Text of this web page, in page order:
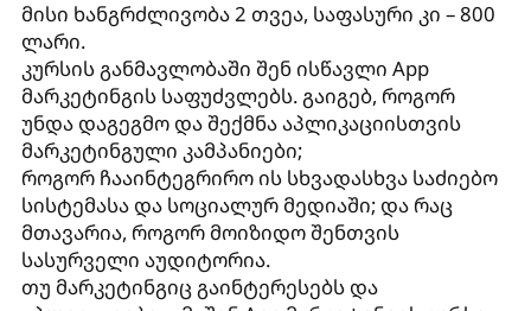
მისი ხანგრძლივობა 2 თვეა, საფასური კი – 800
ლარი.
კურსის განმავლობაში შენ ისწავლი App
მარკეტინგის საფუძვლებს. გაიგებ, როგორ
უნდა დაგეგმო და შექმნა აპლიკაციისთვის
მარკეტინგული კამპანიები;
როგორ ჩააინტეგრირო ის სხვადასხვა საძიებო
სისტემასა და სოციალურ მედიაში; და რაც
მთავარია, როგორ მოიზიდო შენთვის
სასურველი აუდიტორია.
თუ მარკეტინგიც გაინტერესებს და